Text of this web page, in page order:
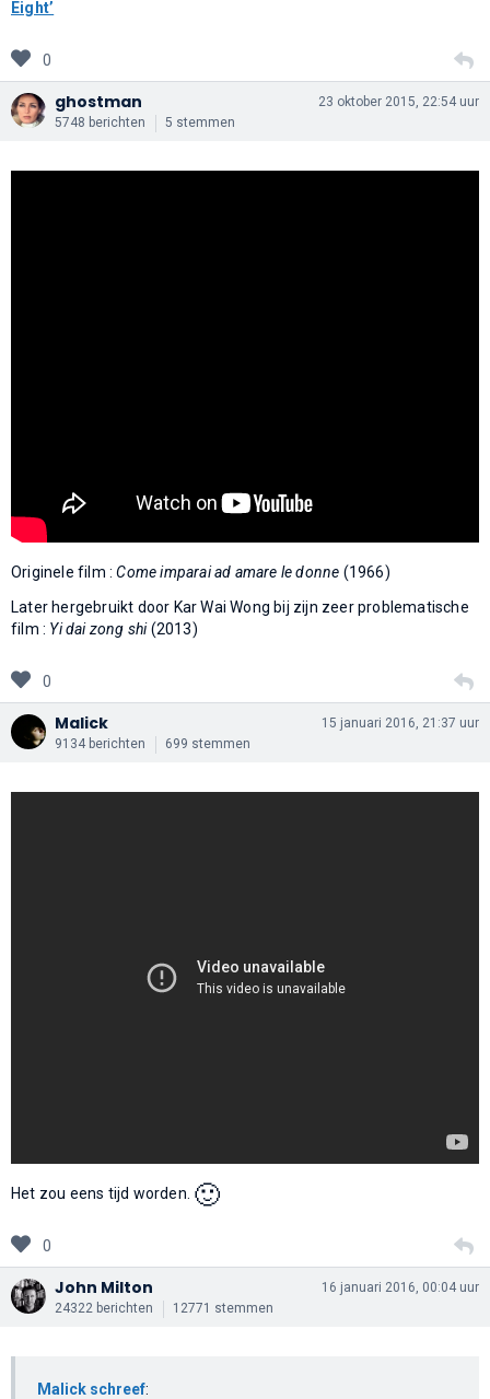
Eight’
0
ghostman
5748 berichten 5 stemmen
23 oktober 2015, 22:54 uur
Originele film :Come imparai ad amare le donne (1966)
Later hergebruikt door Kar Wai Wong bij zijn zeer problematische
film : Yi dai zong shi(2013)
0
Malick
9134 berichten 699 stemmen
15 januari 2016, 21:37 uur
Het zou eens tijd worden. 🙂
0
John Milton
24322 berichten 12771 stemmen
16 januari 2016, 00:04 uur
Malick schreef: